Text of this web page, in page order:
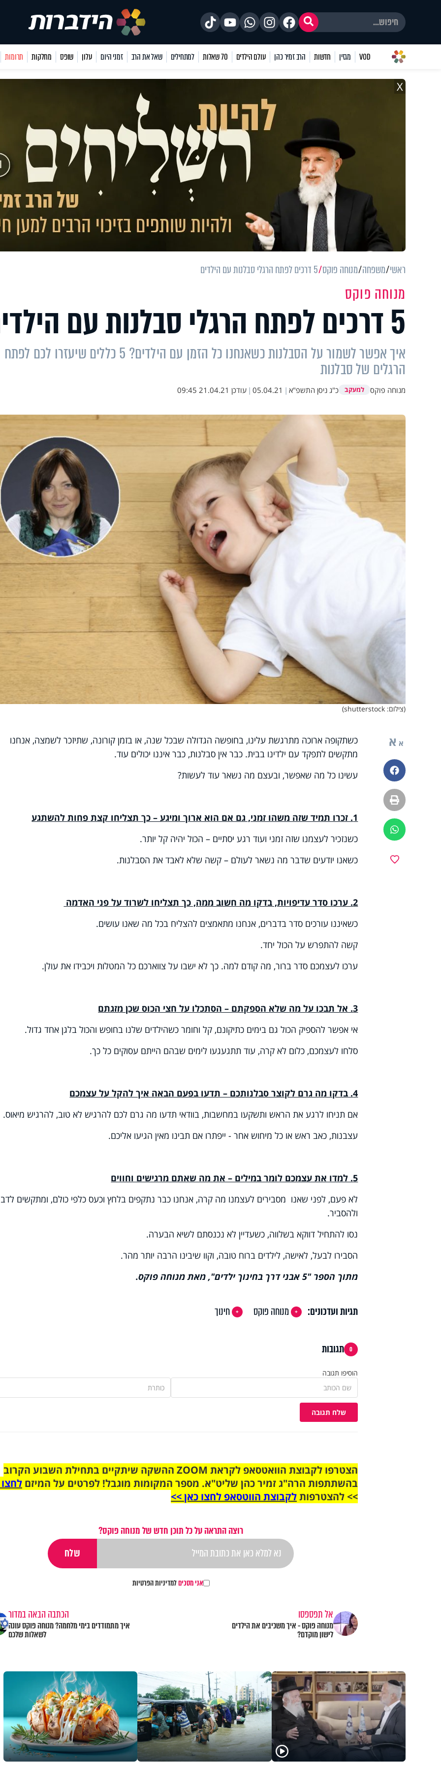
VOD מגזין חדשות הרב זמיר כהן עולם הילדים 70 שאלות למתחילים שאל את הרב זמני היום עלון שופס מחלקות תרומות
X
ראשי משפחה מנוחה פוקס 5 דרכים לפתח הרגלי סבלנות עם הילדים
מנוחה פוקס
5 דרכים לפתח הרגלי סבלנות עם הילדים
איך אפשר לשמור על הסבלנות כשאנחנו כל הזמן עם הילדים? 5 כללים שיעזרו לכם לפתח
הרגלים של סבלנות
מנוחה פוקס למעקב כ"ג ניסן התשפ"א |
05.04.21
| עודכן 21.04.21 09:45
(צילום: shutterstock)
א א
פייסבוק
הדפסה
ווטסאפ
כשתקופה ארוכה מתרגשת עלינו, בחופשה הגדולה שבכל שנה, או בזמן קורונה, שתיזכר לשמצה, אנחנו
מתקשים לתפקד עם ילדינו בבית. כבר אין סבלנות, כבר איננו יכולים עוד.
עשינו כל מה שאפשר, ובעצם מה נשאר עוד לעשות?
1. זכרו תמיד שזה משהו זמני, גם אם הוא ארוך ומיגע – כך תצליחו קצת פחות להשתגע
כשנזכיר לעצמנו שזה זמני ועוד רגע יסתיים – הכול יהיה קל יותר.
כשאנו יודעים שדבר מה נשאר לעולם – קשה שלא לאבד את הסבלנות.
2. ערכו סדר עדיפויות, בדקו מה חשוב ממה, כך תצליחו לשרוד על פני האדמה
כשאיננו עורכים סדר בדברים, אנחנו מתאמצים להצליח בכל מה שאנו עושים.
קשה להתפרש על הכול יחד.
ערכו לעצמכם סדר ברור, מה קודם למה. כך לא ישבו על צווארכם כל המטלות ויכבידו את עולן.
3. אל תבכו על מה שלא הספקתם – הסתכלו על חצי הכוס שכן מזגתם
אי אפשר להספיק הכול גם בימים כתיקונם, קל וחומר כשהילדים שלנו בחופש והכול בלגן אחד גדול.
סלחו לעצמכם, כלום לא קרה, עוד תתגעגעו לימים שבהם הייתם עסוקים כל כך.
4. בדקו מה גרם לקוצר סבלנותכם – תדעו בפעם הבאה איך להקל על עצמכם
אם תניחו לרגע את הראש ותשקעו במחשבות, בוודאי תדעו מה גרם לכם להרגיש לא טוב, להרגיש מיאוס.
עצבנות, כאב ראש או כל מיחוש אחר - ייפתרו אם תבינו מאין הגיעו אליכם.
5. למדו את עצמכם לומר במילים – את מה שאתם מרגישים וחווים
לא פעם, לפני שאנו מסבירים לעצמנו מה קרה, אנחנו כבר נתקפים בלחץ וכעס כלפי כולם, ומתקשים
ולהסביר.
נסו להתחיל דווקא בשלווה, כשעדיין לא נכנסתם לשיא הבערה.
הסבירו לבעל, לאישה, לילדים ברוח טובה, וקוו שיבינו הרבה יותר מהר.
מתוך הספר "5 אבני דרך בחינוך ילדים", מאת מנוחה פוקס.
תגיות ועדכונים: מנוחה פוקס חינוך
0 תגובות
הוסיפו תגובה
שלח תגובה
הצטרפו לקבוצת הוואטסאפ לקראת ZOOM ההשקה שיתקיים בתחילת השבוע הקרוב
בהשתתפות הרה"ג זמיר כהן שליט"א. מספר המקומות מוגבל! לפרטים על המיזם
>> להצטרפותלקבוצת הווטסאפ לחצו כאן >>
רוצה התראה על כל תוכן חדש של מנוחה פוקס?
אני מסכיםלמדיניות הפרטיות
אל תפספסו
מנוחה פוקס - איך משכיבים את הילדים
לישון מוקדם?
הכתבה הבאה במדור
איך מתמודדים בימי מלחמה? מנוחה פוקס עונה
לשאלות שלכם